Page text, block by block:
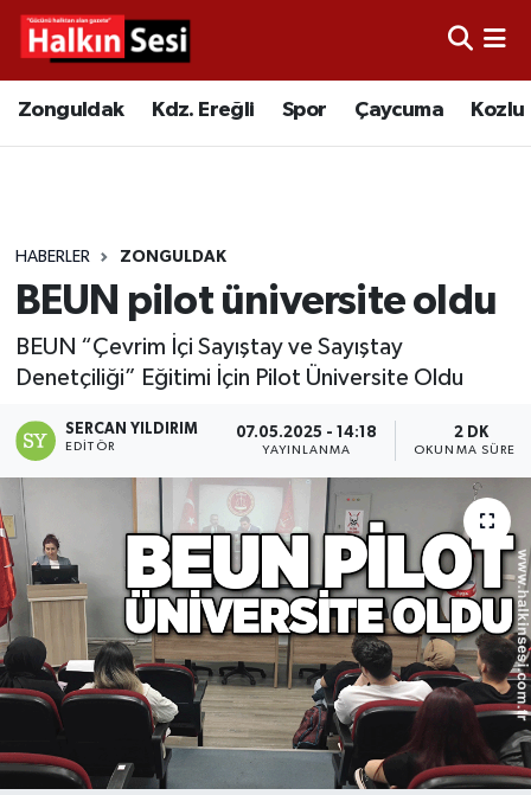
Zonguldak Kdz. Ereğli Spor Çaycuma Kozlu
HABERLER ZONGULDAK
BEUN pilot üniversite oldu
BEUN “Çevrim İçi Sayıştay ve Sayıştay
Denetçiliği” Eğitimi İçin Pilot Üniversite Oldu
SERCAN YILDIRIM
EDITÖR
07.05.2025 - 14:18
YAYINLANMA
2 DK
OKUNMA SÜRESI
Video
Çaycuma
Asayiş
Bartın
Karabük
Devrek
Bolu
ÇEVRE
BİLİM VE TEKNOLOJİ
Merkez Hava Durumu
Tüm Manşetler
Son Dakika Haberleri
Haber Arşivi